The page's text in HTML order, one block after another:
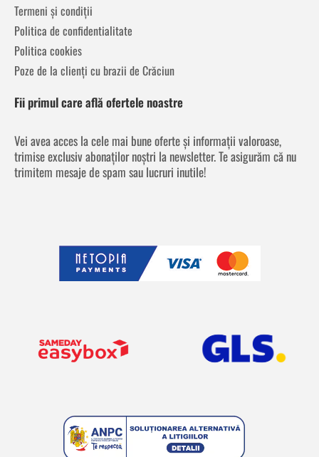
Termeni și condiții
Politica de confidentialitate
Politica cookies
Poze de la clienți cu brazii de Crăciun
Fii primul care află ofertele noastre
Vei avea acces la cele mai bune oferte și informații valoroase,
trimise exclusiv abonaților noștri la newsletter. Te asigurăm că nu
trimitem mesaje de spam sau lucruri inutile!